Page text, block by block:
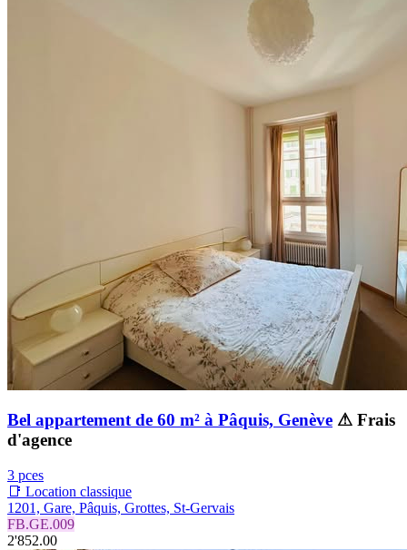
Bel appartement de 60 m² à Pâquis, Genève ⚠ Frais
d'agence
3 pces
📑 Location classique
1201, Gare, Pâquis, Grottes, St-Gervais
FB.GE.009
2'852.00